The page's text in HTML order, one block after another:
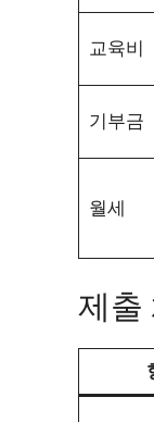
교육비
기부금
월세
제출